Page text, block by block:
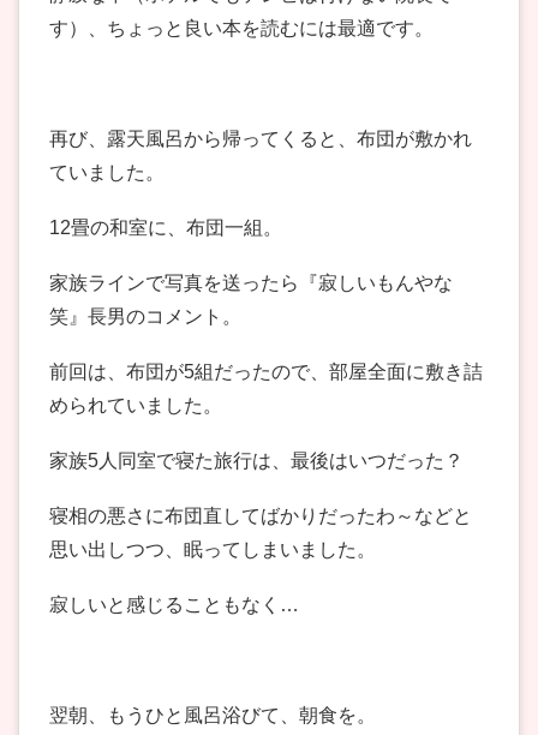
す）、ちょっと良い本を読むには最適です。
再び、露天風呂から帰ってくると、布団が敷かれ
ていました。
12畳の和室に、布団一組。
家族ラインで写真を送ったら『寂しいもんやな
笑』長男のコメント。
前回は、布団が5組だったので、部屋全面に敷き詰
められていました。
家族5人同室で寝た旅行は、最後はいつだった？
寝相の悪さに布団直してばかりだったわ～などと
思い出しつつ、眠ってしまいました。
寂しいと感じることもなく…
翌朝、もうひと風呂浴びて、朝食を。